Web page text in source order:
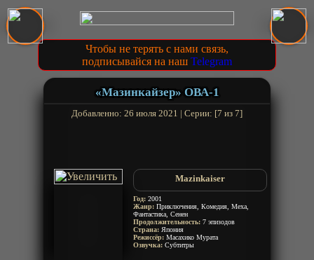
Чтобы не терять с нами связь,
подписывайся на наш Telegram
«Мазинкайзер» ОВА-1
Добавленно: 26 июля 2021 | Серии: [7 из 7]
Mazinkaiser
Год: 2001
Жанр: Приключения, Комедия, Меха,
Фантастика, Сенен
Продолжительность: 7 эпизодов
Страна: Япония
Режиссёр: Масахико Мурата
Озвучка: Субтитры